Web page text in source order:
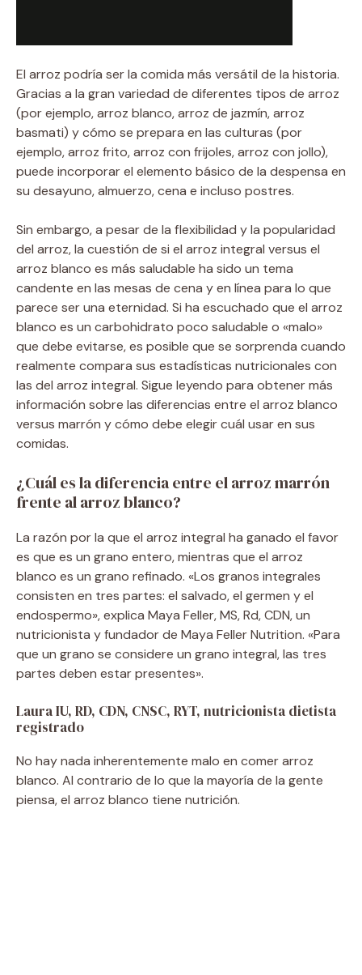
El arroz podría ser la comida más versátil de la historia.
Gracias a la gran variedad de diferentes tipos de arroz
(por ejemplo, arroz blanco, arroz de jazmín, arroz
basmati) y cómo se prepara en las culturas (por
ejemplo, arroz frito, arroz con frijoles, arroz con jollo),
puede incorporar el elemento básico de la despensa en
su desayuno, almuerzo, cena e incluso postres.
Sin embargo, a pesar de la flexibilidad y la popularidad
del arroz, la cuestión de si el arroz integral versus el
arroz blanco es más saludable ha sido un tema
candente en las mesas de cena y en línea para lo que
parece ser una eternidad. Si ha escuchado que el arroz
blanco es un carbohidrato poco saludable o «malo»
que debe evitarse, es posible que se sorprenda cuando
realmente compara sus estadísticas nutricionales con
las del arroz integral. Sigue leyendo para obtener más
información sobre las diferencias entre el arroz blanco
versus marrón y cómo debe elegir cuál usar en sus
comidas.
¿Cuál es la diferencia entre el arroz marrón
frente al arroz blanco?
La razón por la que el arroz integral ha ganado el favor
es que es un grano entero, mientras que el arroz
blanco es un grano refinado. «Los granos integrales
consisten en tres partes: el salvado, el germen y el
endospermo», explica Maya Feller, MS, Rd, CDN, un
nutricionista y fundador de Maya Feller Nutrition. «Para
que un grano se considere un grano integral, las tres
partes deben estar presentes».
Laura IU, RD, CDN, CNSC, RYT, nutricionista dietista
registrado
No hay nada inherentemente malo en comer arroz
blanco. Al contrario de lo que la mayoría de la gente
piensa, el arroz blanco tiene nutrición.